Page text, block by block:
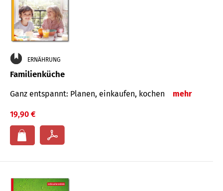
ERNÄHRUNG
Familienküche
Ganz entspannt: Planen, einkaufen, kochen mehr
19,90 €